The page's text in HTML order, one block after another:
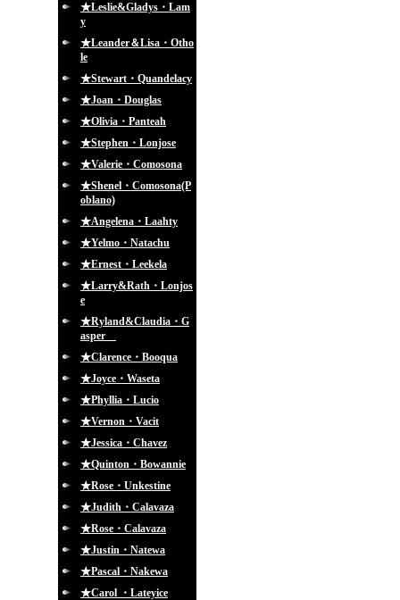
★Leslie&Gladys・Lam
y
★Leander＆Lisa・Otho
le
★Stewart・Quandelacy
★Joan・Douglas
★Olivia・Panteah
★Stephen・Lonjose
★Valerie・Comosona
★Shenel・Comosona(P
oblano)
★Angelena・Laahty
★Yelmo・Natachu
★Ernest・Leekela
★Larry&Rath・Lonjos
e
★Ryland&Claudia・G
asper
★Clarence・Booqua
★Joyce・Waseta
★Phyllia・Lucio
★Vernon・Vacit
★Jessica・Chavez
★Quinton・Bowannie
★Rose・Unkestine
★Judith・Calavaza
★Rose・Calavaza
★Justin・Natewa
★Pascal・Nakewa
★Carol ・Lateyice